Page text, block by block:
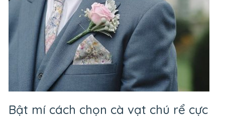
Bật mí cách chọn cà vạt chú rể cực